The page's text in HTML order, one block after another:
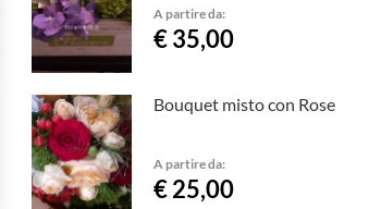
A partire da:
€ 35,00
Bouquet misto con Rose
A partire da:
€ 25,00